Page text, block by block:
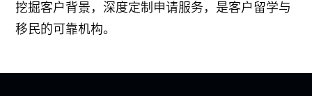
挖掘客户背景，深度定制申请服务，是客户留学与
移民的可靠机构。